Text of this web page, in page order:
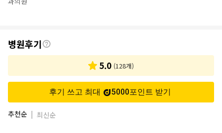
후
기
병원후기
5.0 (128개)
후기 쓰고 최대 5000포인트 받기
추천순 | 최신순